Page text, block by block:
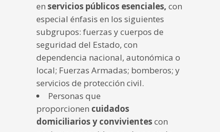
en servicios públicos esenciales, con
especial énfasis en los siguientes
subgrupos: fuerzas y cuerpos de
seguridad del Estado, con
dependencia nacional, autonómica o
local; Fuerzas Armadas; bomberos; y
servicios de protección civil.
Personas que
proporcionen cuidados
domiciliarios y convivientescon